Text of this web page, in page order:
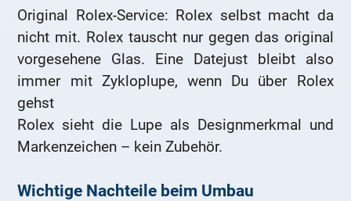
Original Rolex-Service: Rolex selbst macht da
nicht mit. Rolex tauscht nur gegen das original
vorgesehene Glas. Eine Datejust bleibt also
immer mit Zykloplupe, wenn Du über Rolex
gehst
Rolex sieht die Lupe als Designmerkmal und
Markenzeichen – kein Zubehör.
Wichtige Nachteile beim Umbau